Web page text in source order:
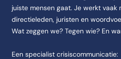
juiste mensen gaat. Je werkt vaak
directieleden, juristen en
Wat zeggen we? Tegen wie? En
Een specialist crisiscommunicatie: